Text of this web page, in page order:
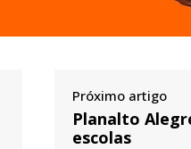
Próximo artigo
Planalto
escolas